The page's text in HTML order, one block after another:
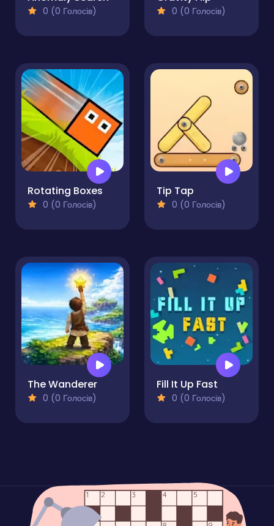
0 (0 Голосів) 0 (0 Голосів)
Rotating Boxes
0 (0 Голосів)
Tip Tap
0 (0 Голосів)
The Wanderer
0 (0 Голосів)
Fill It Up Fast
0 (0 Голосів)